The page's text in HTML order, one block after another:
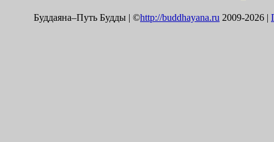
Буддаяна–Путь Будды | ©http://buddhayana.ru 2009-2026 |